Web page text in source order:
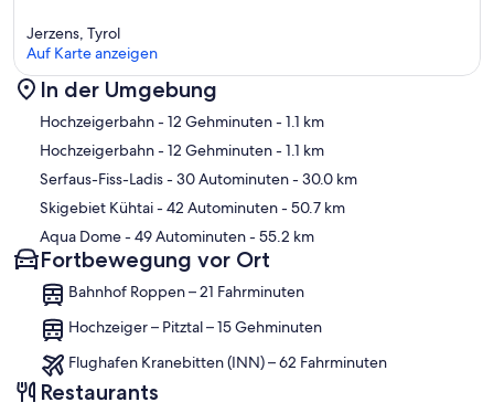
Karte
Jerzens, Tyrol
Auf Karte anzeigen
In der Umgebung
Hochzeigerbahn- 12 Gehminuten- 1.1 km
Hochzeigerbahn- 12 Gehminuten- 1.1 km
Serfaus-Fiss-Ladis- 30 Autominuten- 30.0 km
Skigebiet Kühtai- 42 Autominuten- 50.7 km
Aqua Dome- 49 Autominuten- 55.2 km
Fortbewegung vor Ort
Bahnhof Roppen – 21 Fahrminuten
Hochzeiger – Pitztal – 15 Gehminuten
Flughafen Kranebitten (INN) – 62 Fahrminuten
Restaurants